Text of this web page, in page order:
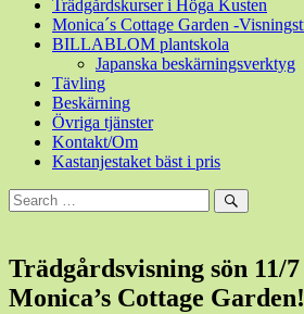
Trädgårdskurser i Höga Kusten
Monica´s Cottage Garden -
BILLABLOM plantskola
Japanska beskärningsverktyg
Tävling
Beskärning
Övriga tjänster
Kontakt/Om
Kastanjestaket bäst i pris
Sök
efter:
Sök
Trädgårdsvisning sön 11/
Monica’s Cottage Garden!